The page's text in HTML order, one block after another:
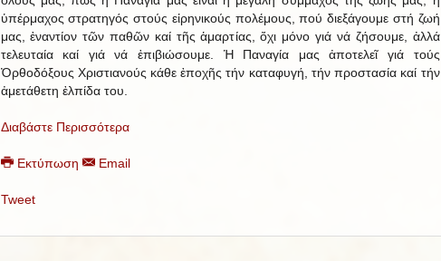
ὑπέρμαχος στρατηγός στούς εἰρηνικούς πολέμους, πού διεξάγουμε στή ζωή
μας, ἐναντίον τῶν παθῶν καί τῆς ἁμαρτίας, ὄχι μόνο γιά νά ζήσουμε, ἀλλά
τελευταία καί γιά νά ἐπιβιώσουμε. Ἡ Παναγία μας ἀποτελεῖ γιά τούς
Ὀρθοδόξους Χριστιανούς κάθε ἐποχῆς τήν καταφυγή, τήν προστασία καί τήν
ἀμετάθετη ἐλπίδα του.
Διαβάστε Περισσότερα
Εκτύπωση Email
Tweet